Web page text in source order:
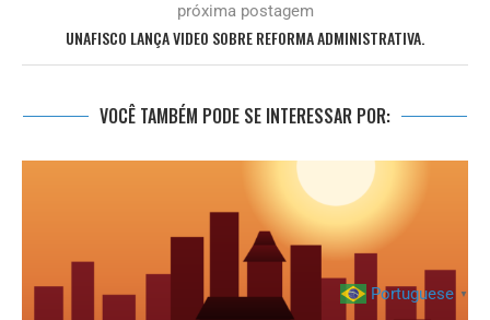
próxima postagem
UNAFISCO LANÇA VIDEO SOBRE REFORMA ADMINISTRATIVA.
VOCÊ TAMBÉM PODE SE INTERESSAR POR:
Portuguese ▼